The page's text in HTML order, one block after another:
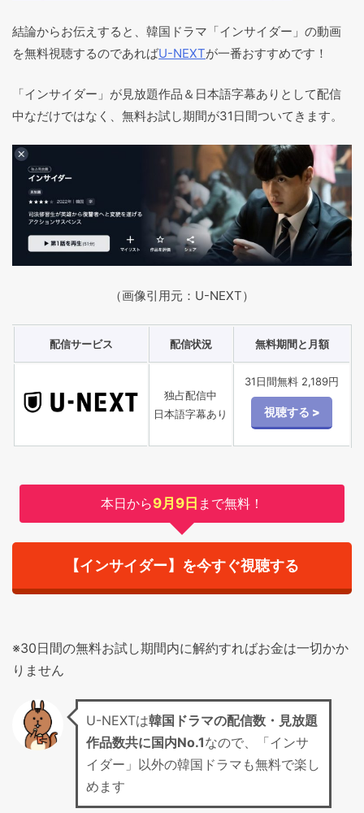
結論からお伝えすると、韓国ドラマ「インサイダー」の動画
を無料視聴するのであればU-NEXTが一番おすすめです！
「インサイダー」が見放題作品＆日本語字幕ありとして配信
中なだけではなく、無料お試し期間が31日間ついてきます。
（画像引用元：U-NEXT）
配信サービス 配信状況 無料期間と月額
独占配信中
日本語字幕あり
31日間無料 2,189円
本日から9月9日 まで無料！
【インサイダー】を今すぐ視聴する
※30日間の無料お試し期間内に解約すればお金は一切かか
りません
U-NEXTは韓国ドラマの配信数・見放題
作品数共に国内No.1なので、「インサ
イダー」以外の韓国ドラマも無料で楽し
めます